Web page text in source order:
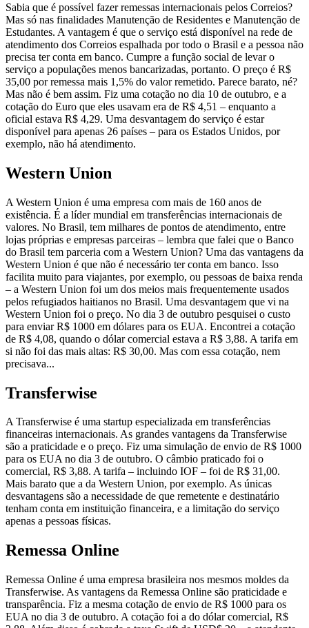
Sabia que é possível fazer remessas internacionais pelos Correios?
Mas só nas finalidades Manutenção de Residentes e Manutenção de
Estudantes. A vantagem é que o serviço está disponível na rede de
atendimento dos Correios espalhada por todo o Brasil e a pessoa não
precisa ter conta em banco. Cumpre a função social de levar o
serviço a populações menos bancarizadas, portanto. O preço é R$
35,00 por remessa mais 1,5% do valor remetido. Parece barato, né?
Mas não é bem assim. Fiz uma cotação no dia 10 de outubro, e a
cotação do Euro que eles usavam era de R$ 4,51 – enquanto a
oficial estava R$ 4,29. Uma desvantagem do serviço é estar
disponível para apenas 26 países – para os Estados Unidos, por
exemplo, não há atendimento.
Western Union
A Western Union é uma empresa com mais de 160 anos de
existência. É a líder mundial em transferências internacionais de
valores. No Brasil, tem milhares de pontos de atendimento, entre
lojas próprias e empresas parceiras – lembra que falei que o Banco
do Brasil tem parceria com a Western Union? Uma das vantagens da
Western Union é que não é necessário ter conta em banco. Isso
facilita muito para viajantes, por exemplo, ou pessoas de baixa renda
– a Western Union foi um dos meios mais frequentemente usados
pelos refugiados haitianos no Brasil. Uma desvantagem que vi na
Western Union foi o preço. No dia 3 de outubro pesquisei o custo
para enviar R$ 1000 em dólares para os EUA. Encontrei a cotação
de R$ 4,08, quando o dólar comercial estava a R$ 3,88. A tarifa em
si não foi das mais altas: R$ 30,00. Mas com essa cotação, nem
precisava...
Transferwise
A Transferwise é uma startup especializada em transferências
financeiras internacionais. As grandes vantagens da Transferwise
são a praticidade e o preço. Fiz uma simulação de envio de R$ 1000
para os EUA no dia 3 de outubro. O câmbio praticado foi o
comercial, R$ 3,88. A tarifa – incluindo IOF – foi de R$ 31,00.
Mais barato que a da Western Union, por exemplo. As únicas
desvantagens são a necessidade de que remetente e destinatário
tenham conta em instituição financeira, e a limitação do serviço
apenas a pessoas físicas.
Remessa Online
Remessa Online é uma empresa brasileira nos mesmos moldes da
Transferwise. As vantagens da Remessa Online são praticidade e
transparência. Fiz a mesma cotação de envio de R$ 1000 para os
EUA no dia 3 de outubro. A cotação foi a do dólar comercial, R$